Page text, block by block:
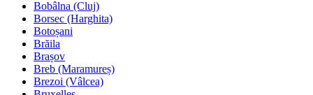
Bobâlna (Cluj)
Borsec (Harghita)
Botoșani
Brăila
Brașov
Breb (Maramureș)
Brezoi (Vâlcea)